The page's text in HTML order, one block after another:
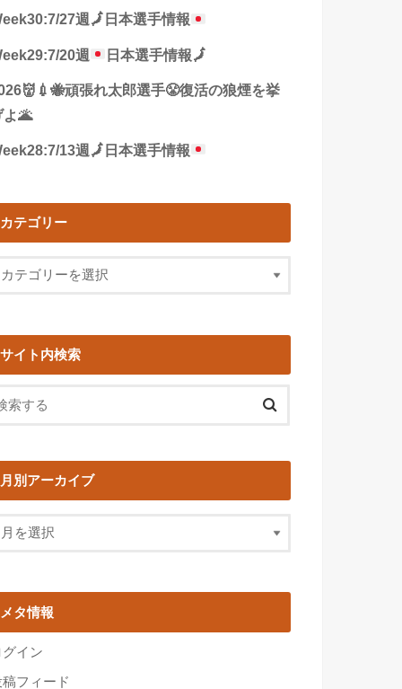
27週🗾 日本選手情報
20週 日本選手情報🗾
頑張れ太郎選手😤復活の狼煙を挙
よ🌋
13週 🗾 日本選手情報
カテゴリー
サイト内検索
月別アーカイブ
メタ情報
グイン
稿フィード